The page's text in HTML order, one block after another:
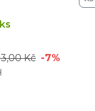
Kč -7%